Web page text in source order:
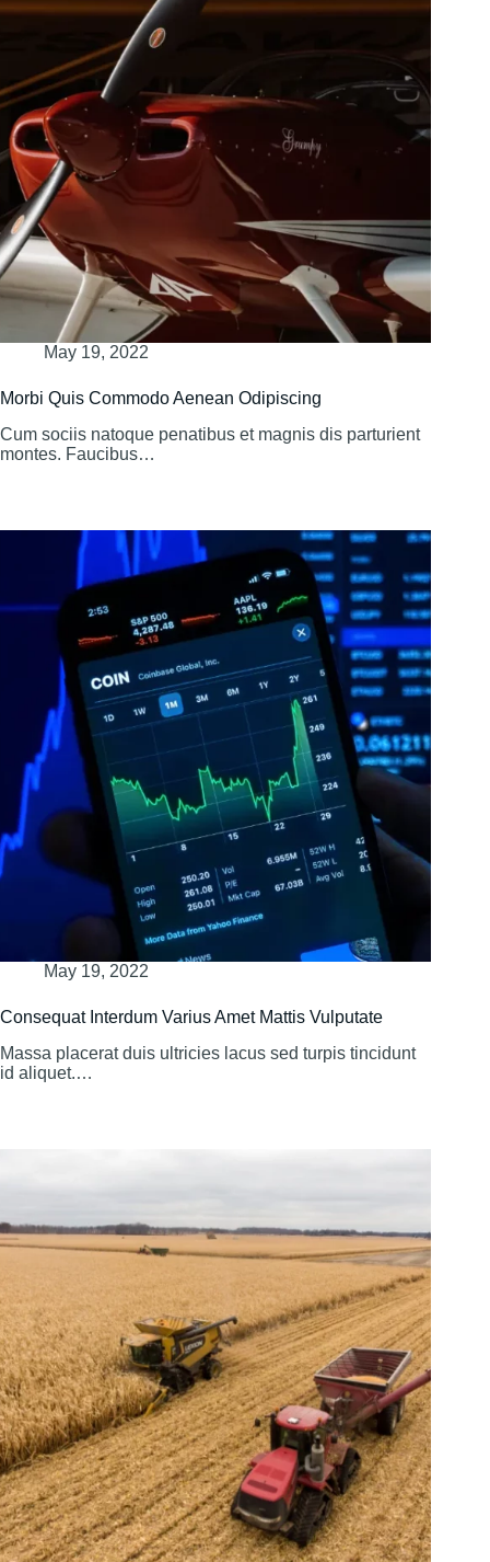
May 19, 2022
Morbi Quis Commodo Aenean Odipiscing
Cum sociis natoque penatibus et magnis dis parturient
montes. Faucibus…
May 19, 2022
Consequat Interdum Varius Amet Mattis Vulputate
Massa placerat duis ultricies lacus sed turpis tincidunt
id aliquet.…